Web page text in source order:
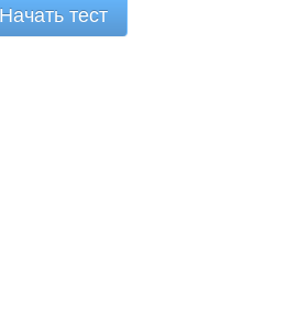
Начать тест